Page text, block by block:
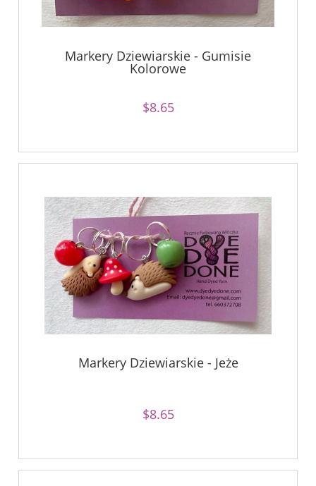
Markery Dziewiarskie - Gumisie
Kolorowe
$8.65
Markery Dziewiarskie - Jeże
$8.65